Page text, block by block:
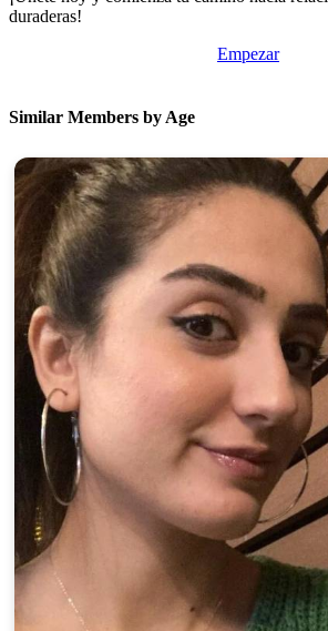
duraderas!
Empezar
Similar Members by Age